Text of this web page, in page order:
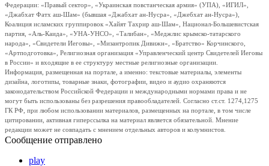
Федерации: «Правый сектор», «Украинская повстанческая армия» (УПА), «ИГИЛ»,
«Джабхат Фатх аш-Шам» (бывшая «Джабхат ан-Нусра», «Джебхат ан-Нусра»),
Коалиция исламских группировок «Хайят Тахрир аш-Шам», Национал-Большевистская
партия, «Аль-Каида», «УНА-УНСО», «Талибан», «Меджлис крымско-татарского
народа», «Свидетели Иеговы», «Мизантропик Дивижн», «Братство» Корчинского,
«Артподготовка», Религиозная организация «Управленческий центр Свидетелей Иеговы
в России» и входящие в ее структуру местные религиозные организации.
Информация, размещенная на портале, а именно: текстовые материалы, элементы
дизайна, логотипы, товарные знаки, фотографии, видео и аудио охраняются
законодательством Российской Федерации и международными нормами права и не
могут быть использованы без разрешения правообладателей. Согласно ст.ст. 1274,1275
ГК РФ, при любом использовании материалов, размещенных на портале, в том числе
цитировании, активная гиперссылка на материал является обязательной. Мнение
редакции может не совпадать с мнением отдельных авторов и колумнистов.
Сообщение отправлено
play